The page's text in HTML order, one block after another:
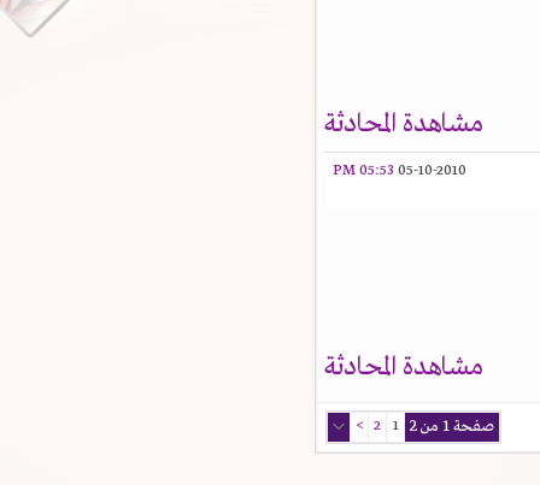
مشاهدة المحادثة
05-10-2010
05:53 PM
مشاهدة المحادثة
صفحة 1 من 2 2
>